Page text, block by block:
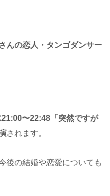
んの恋人・タンゴダンサー
21:00〜22:48「 突然ですが
されます。
後の結婚や恋愛についても